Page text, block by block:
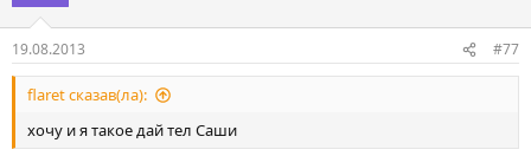
19.08.2013 #77
flaret сказав(ла):
хочу и я такое дай тел Саши